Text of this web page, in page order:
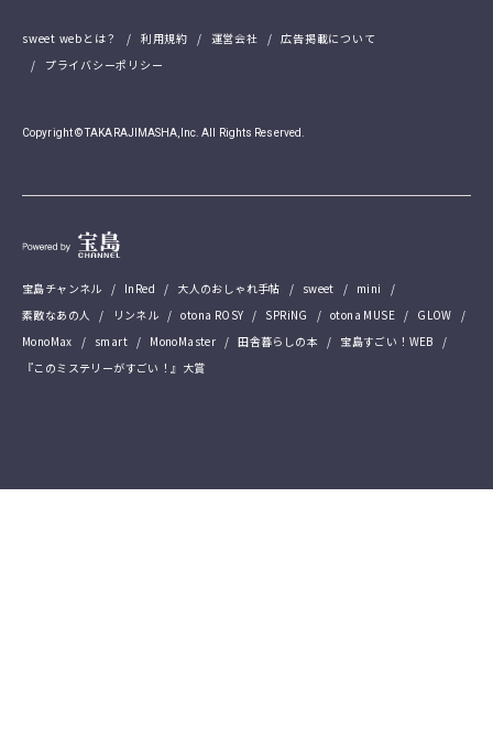
sweet webとは？ 利用規約 運営会社
広告掲載について
プライバシーポリシー
Copyright © TAKARAJIMASHA,Inc. All Rights Reserved.
宝島チャンネル InRed 大人のおしゃれ手帖 sweet
mini
素敵なあの人
リンネル otona ROSY SPRiNG otona MUSE
GLOW
MonoMax
smart MonoMaster 田舎暮らしの本
宝島すごい！WEB
『このミステリーがすごい！』大賞